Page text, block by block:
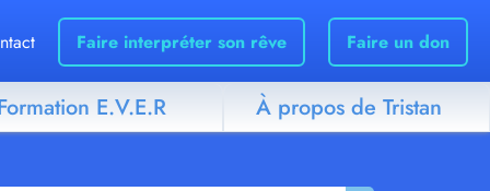
Faire interpréter son rêve Faire un don
E.V.E.R À propos de Tristan